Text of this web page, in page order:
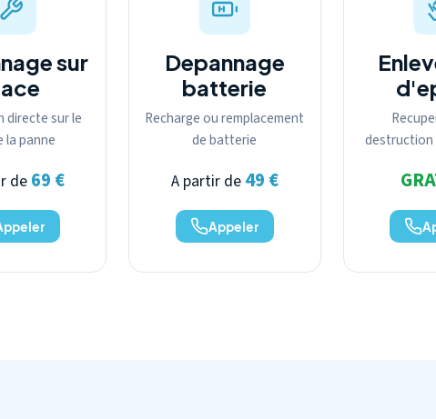
sur
directe sur le
la panne
de 69 €
Depannage
batterie
Recharge ou remplacement
de batterie
A partir de 49 €
Appeler
destruction